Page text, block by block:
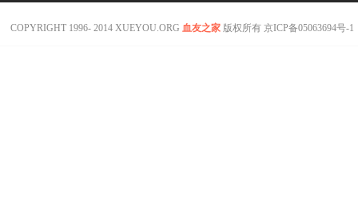
COPYRIGHT 1996- 2014 XUEYOU.ORG 血友之家 版权所有 京ICP备05063694号-1